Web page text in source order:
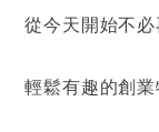
從今天開始不
輕鬆有趣的創